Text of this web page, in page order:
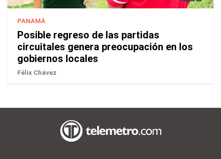
PANAMÁ
Posible regreso de las partidas
circuitales genera preocupación en los
gobiernos locales
Félix Chávez